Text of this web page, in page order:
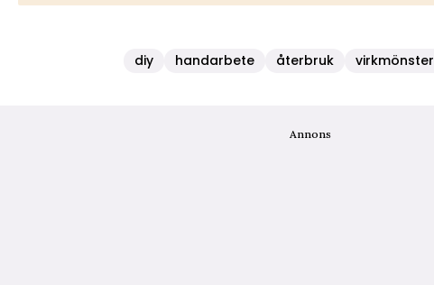
diy handarbete återbruk virkmönster
Annons